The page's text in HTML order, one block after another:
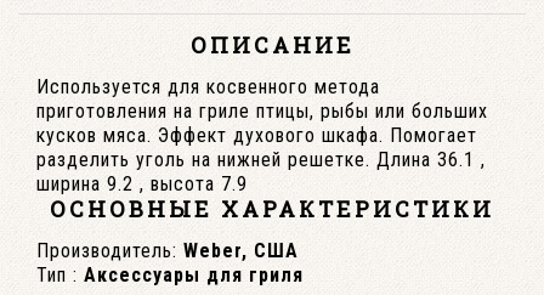
ОПИСАНИЕ
Используется для косвенного метода
приготовления на гриле птицы, рыбы или больших
кусков мяса. Эффект духового шкафа. Помогает
разделить уголь на нижней решетке. Длина 36.1 ,
ширина 9.2 , высота 7.9
ОСНОВНЫЕ ХАРАКТЕРИСТИКИ
Производитель: Weber, США
Тип : Аксессуары для гриля